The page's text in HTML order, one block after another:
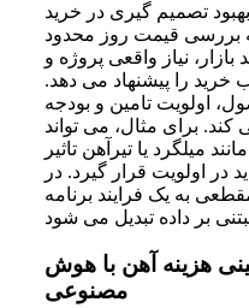
تصمیم گیری در خرید
بررسی قیمت روز محدود
نیاز واقعی پروژه و
خرید را پیشنهاد می دهد.
اولویت تامین و بودجه
کند. برای مثال، می تواند
میلگرد یا تیرآهن تاثیر
در اولویت قرار گیرد. در
به یک فرایند برنامه
هزینه آهن با هوش
مصنوعی